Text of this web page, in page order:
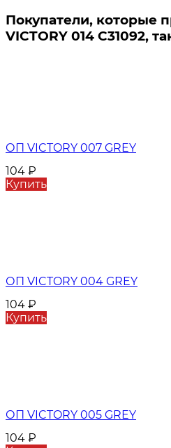
Покупатели, которые
VICTORY 014 C31092,
ОП VICTORY 007 GREY
104 ₽
Купить
ОП VICTORY 004 GREY
104 ₽
Купить
ОП VICTORY 005 GREY
104 ₽